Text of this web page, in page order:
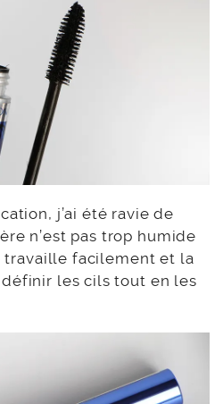
j’ai été ravie de
n’est pas trop humide
travaille facilement et la
les cils tout en les